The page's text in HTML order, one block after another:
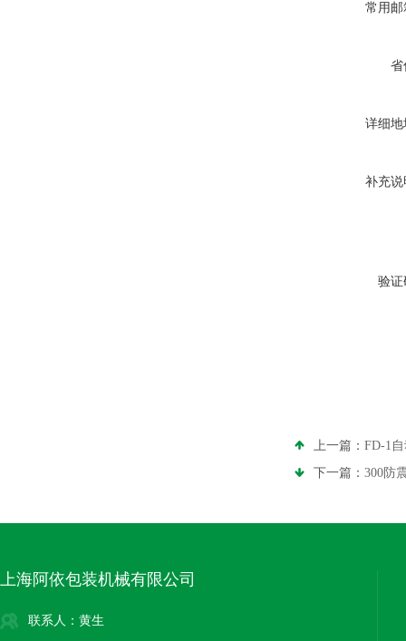
常用邮
省
详细地
补充说
验证
上一篇： FD-1
下一篇： 300防
上海阿依包装机械有限公司
联系人：黄生